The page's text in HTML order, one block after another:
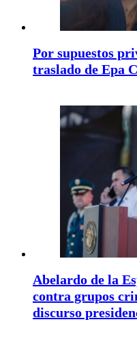
Por supuestos
traslado de Epa
Abelardo de la
contra grupos
discurso